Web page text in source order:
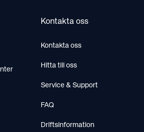
Kontakta oss
Kontakta oss
Hitta till oss
Service & Support
FAQ
Driftsinformation